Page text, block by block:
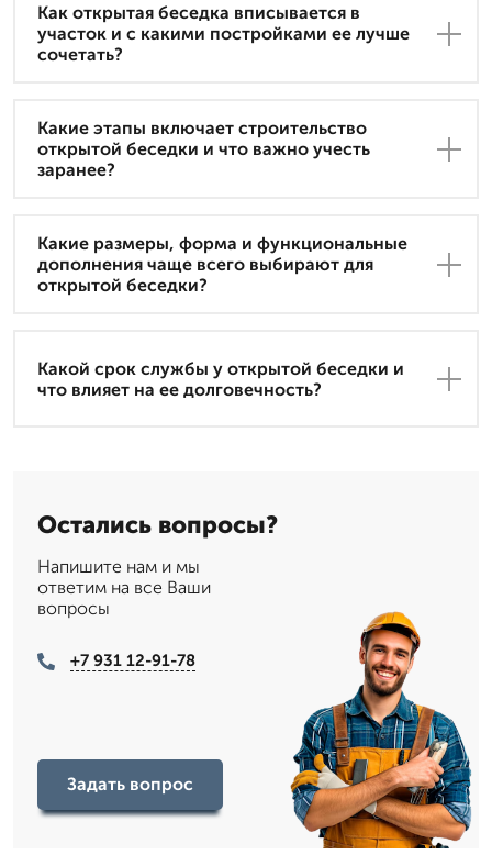
Как открытая беседка вписывается в
участок и с какими постройками ее лучше
сочетать?
Какие этапы включает строительство
открытой беседки и что важно учесть
заранее?
Какие размеры, форма и функциональные
дополнения чаще всего выбирают для
открытой беседки?
Какой срок службы у открытой беседки и
что влияет на ее долговечность?
Остались вопросы?
Напишите нам и мы
ответим на все Ваши
вопросы
+7 931 12-91-78
Задать вопрос